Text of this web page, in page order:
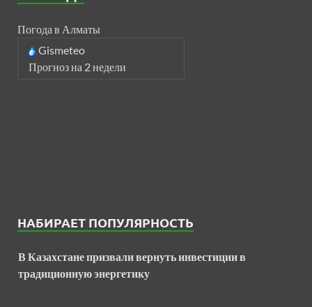
Погода в Алматы
Gismeteo
Прогноз на 2 недели
НАБИРАЕТ ПОПУЛЯРНОСТЬ
В Казахстане призвали вернуть инвестиции в
традиционную энергетику